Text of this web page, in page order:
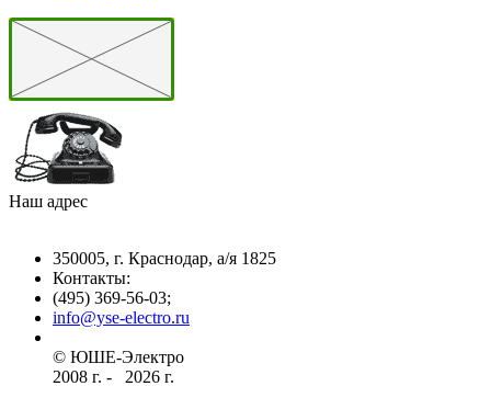
Наш адрес
350005, г. Краснодар, а/я 1825
Контакты: ­
(495) 369-56-03;
info@yse-electro.ru­
© ЮШЕ-Эл­ектро ­
2008 г­. - ­ ­­­­­
2026 г.